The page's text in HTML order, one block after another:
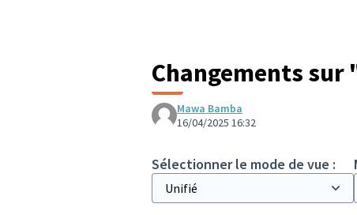
Changements
Mawa Bamba
16/04/2025 16:32
Sélectionner le mode de vue :